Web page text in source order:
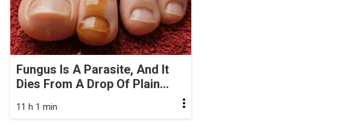
Fungus Is A Parasite, And It
Dies From A Drop Of Plain...
11 h 1 min